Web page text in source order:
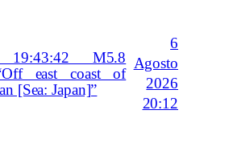
19:43:42 M5.8
east coast of
[Sea: Japan]”
6
Agosto
2026
20:12